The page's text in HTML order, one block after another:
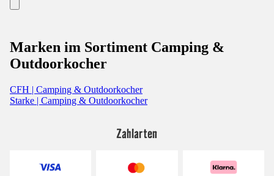
Marken im Sortiment Camping &
Outdoorkocher
CFH | Camping & Outdoorkocher
Starke | Camping & Outdoorkocher
Zahlarten